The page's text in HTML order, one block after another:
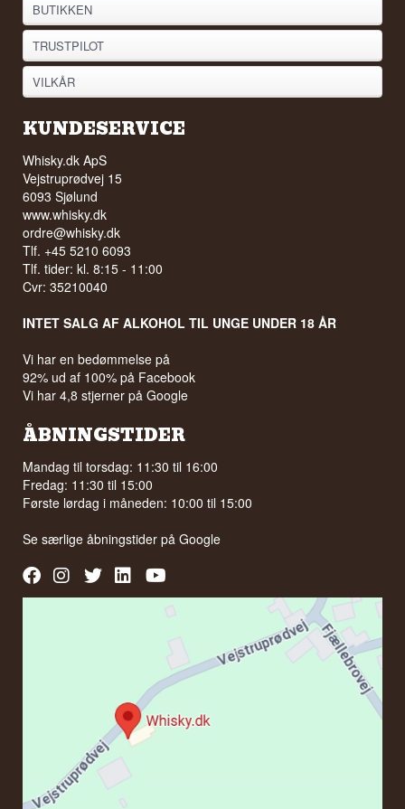
BUTIKKEN
TRUSTPILOT
VILKÅR
KUNDESERVICE
Whisky.dk ApS
Vejstruprødvej 15
6093 Sjølund
www.whisky.dk
ordre@whisky.dk
Tlf. +45 5210 6093
Tlf. tider: kl. 8:15 - 11:00
Cvr: 35210040
INTET SALG AF ALKOHOL TIL UNGE UNDER 18 ÅR
Vi har en bedømmelse på
92% ud af 100% på Facebook
Vi har 4,8 stjerner på Google
ÅBNINGSTIDER
Mandag til torsdag: 11:30 til 16:00
Fredag: 11:30 til 15:00
Første lørdag i måneden: 10:00 til 15:00
Se særlige åbningstider påGoogle